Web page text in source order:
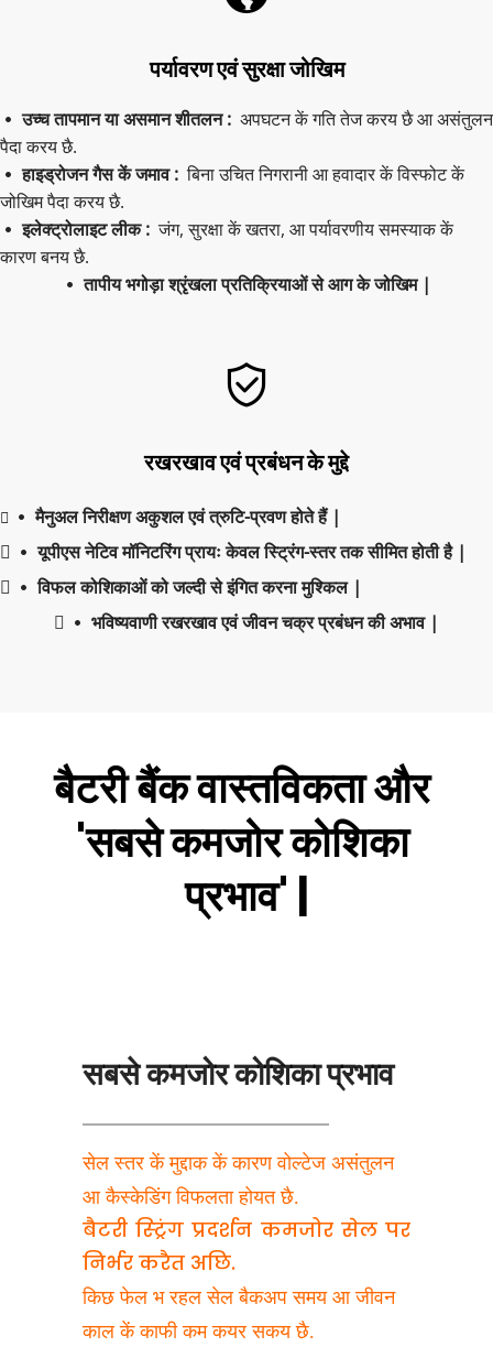
पर्यावरण एवं सुरक्षा जोखिम
 उच्च तापमान या असमान शीतलन : अपघटन कें गति तेज करय छै आ असंतुलन
पैदा करय छै.
 हाइड्रोजन गैस कें जमाव : बिना उचित निगरानी आ हवादार कें विस्फोट कें
जोखिम पैदा करय छै.
 इलेक्ट्रोलाइट लीक : जंग, सुरक्षा कें खतरा, आ पर्यावरणीय समस्याक कें
कारण बनय छै.
 तापीय भगोड़ा श्रृंखला प्रतिक्रियाओं से आग के जोखिम |
रखरखाव एवं प्रबंधन के मुद्दे
  मैनुअल निरीक्षण अकुशल एवं त्रुटि-प्रवण होते हैं |

 यूपीएस नेटिव मॉनिटरिंग प्रायः केवल स्ट्रिंग-स्तर तक सीमित होती है |

 विफल कोशिकाओं को जल्दी से इंगित करना मुश्किल |

 भविष्यवाणी रखरखाव एवं जीवन चक्र प्रबंधन की अभाव |
बैटरी बैंक वास्तविकता और
'सबसे कमजोर कोशिका
प्रभाव' |
सबसे कमजोर कोशिका प्रभाव
सेल स्तर कें मुद्दाक कें कारण वोल्टेज असंतुलन
आ कैस्केडिंग विफलता होयत छै.
बैटरी स्ट्रिंग प्रदर्शन कमजोर सेल पर
निर्भर करैत अछि.
किछ फेल भ रहल सेल बैकअप समय आ जीवन
काल कें काफी कम कयर सकय छै.